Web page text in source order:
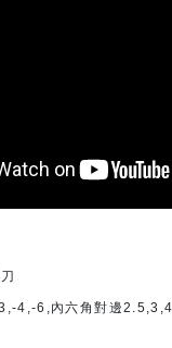
4,-6,內六角對邊